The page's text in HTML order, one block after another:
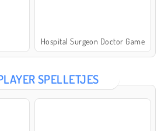
Hospital Surgeon Doctor Game
SPELLETJES